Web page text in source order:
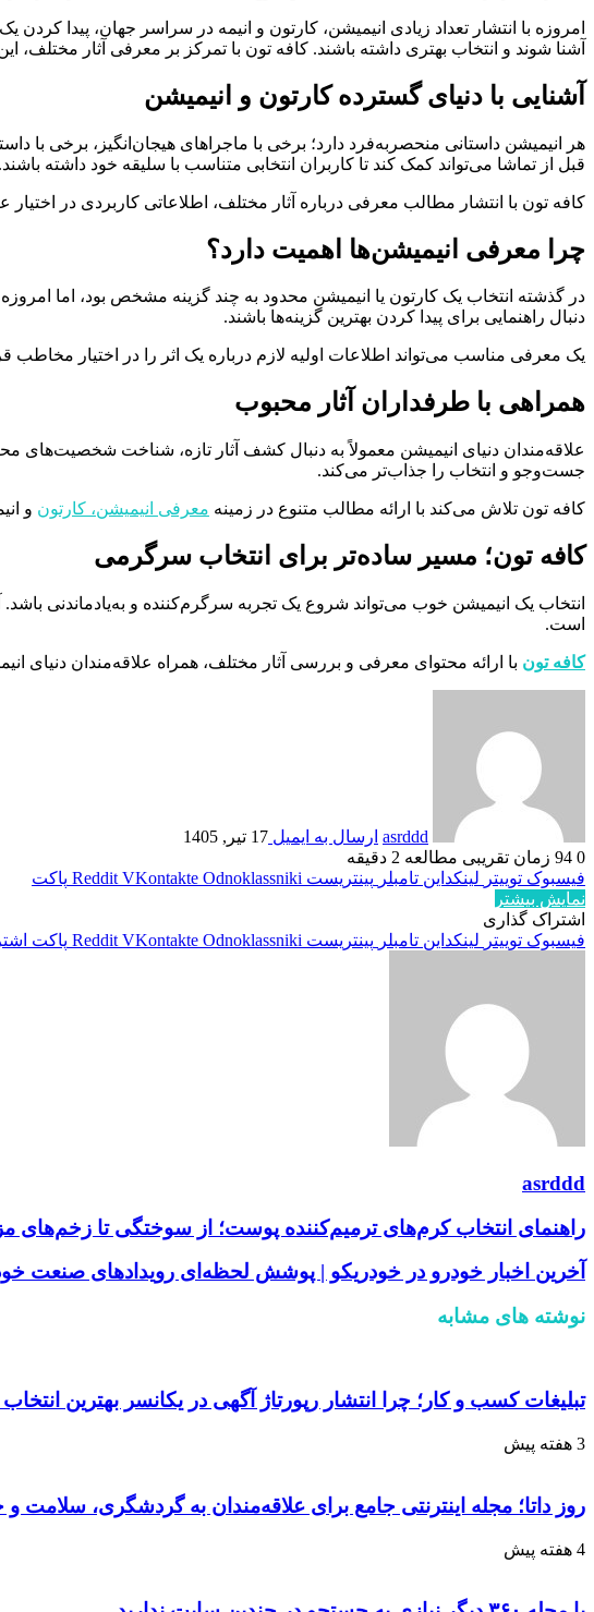
امروزه با انتشار تعداد زیادی انیمیشن، کارتون و انیمه در سراسر جهان، پیدا
آشنا شوند و انتخاب بهتری داشته باشند. کافه تون با تمرکز بر معرفی آثار
آشنایی با دنیای گسترده کارتون و انیمیشن
هر انیمیشن داستانی منحصربه‌فرد دارد؛ برخی با ماجراهای هیجان‌انگیز، برخی
قبل از تماشا می‌تواند کمک کند تا کاربران انتخابی متناسب با سلیقه خود داشته باشند.
کافه تون با انتشار مطالب معرفی درباره آثار مختلف، اطلاعاتی کاربردی در اختیار
چرا معرفی انیمیشن‌ها اهمیت دارد؟
در گذشته انتخاب یک کارتون یا انیمیشن محدود به چند گزینه مشخص بود، اما
دنبال راهنمایی برای پیدا کردن بهترین گزینه‌ها باشند.
یک معرفی مناسب می‌تواند اطلاعات اولیه لازم درباره یک اثر را در اختیار
همراهی با طرفداران آثار محبوب
علاقه‌مندان دنیای انیمیشن معمولاً به دنبال کشف آثار تازه، شناخت
جست‌وجو و انتخاب را جذاب‌تر می‌کند.
کافه تون تلاش می‌کند با ارائه مطالب متنوع در زمینه معرفی انیمیشن، کارتون و
کافه تون؛ مسیر ساده‌تر برای انتخاب سرگرمی
انتخاب یک انیمیشن خوب می‌تواند شروع یک تجربه سرگرم‌کننده و به‌یادماندنی
است.
کافه تون با ارائه محتوای معرفی و بررسی آثار مختلف، همراه علاقه‌مندان
asrddd ارسال به ایمیل 17 تیر, 1405
0
زمان تقریبی مطالعه 2 دقیقه
فیسبوک توییتر لینکداین تامبلر پینتریست Reddit VKontakte Odnoklassniki
پاکت
نمایش بیشتر
اشتراک گذاری
فیسبوک توییتر لینکداین تامبلر پینتریست Reddit VKontakte Odnoklassniki پاکت
asrddd
راهنمای انتخاب کرم‌های ترمیم‌کننده پوست؛ از سوختگی تا زخم‌های
آخرین اخبار خودرو در خودریکو | پوشش لحظه‌ای رویدادهای صنعت
نوشته های مشابه
تبلیغات کسب و کار؛ چرا انتشار رپورتاژ آگهی در یکانسر بهترین
3 هفته پیش
روز داتا؛ مجله اینترنتی جامع برای علاقه‌مندان به گردشگری، سلامت و
4 هفته پیش